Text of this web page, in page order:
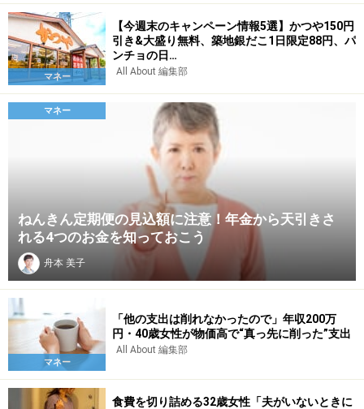
マネー
【今週末のキャンペーン情報5選】かつや150円
引き&大盛り無料、築地銀だこ1日限定88円、パ
ンチョの日…
All About 編集部
マネー
ねんきん定期便の見込額に注意！年金から天引きさ
れる4つのお金を知っておこう
舟本 美子
マネー
「他の支出は削れなかったので」年収200万
円・40歳女性が物価高で“真っ先に削った”支出
All About 編集部
食費を切り詰める32歳女性「夫がいないときに